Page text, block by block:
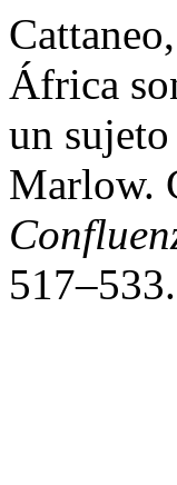
África
un
Marlow.